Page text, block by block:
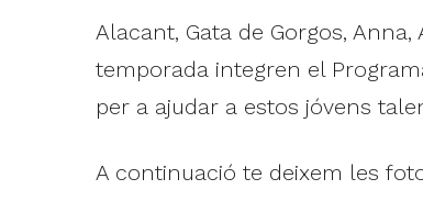
Alacant, Gata de Gorgos,
temporada integren el
per a ajudar a estos jóvens
A continuació te deixem les